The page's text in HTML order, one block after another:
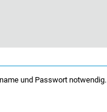
und Passwort notwendig.